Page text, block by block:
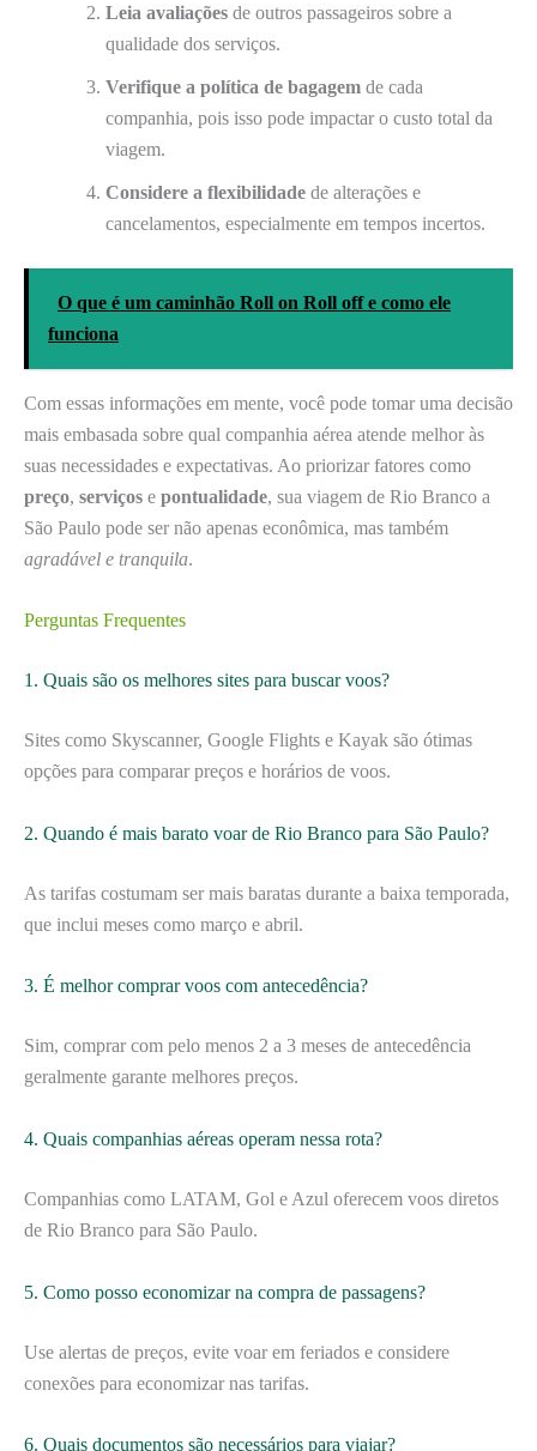
Leia avaliações de outros passageiros sobre a
qualidade dos serviços.
Verifique a política de bagagem de cada
companhia, pois isso pode impactar o custo total da
viagem.
Considere a flexibilidade de alterações e
cancelamentos, especialmente em tempos incertos.
O que é um caminhão Roll on Roll off e como ele
funciona
Com essas informações em mente, você pode tomar uma decisão
mais embasada sobre qual companhia aérea atende melhor às
suas necessidades e expectativas. Ao priorizar fatores como
preço, serviços e pontualidade, sua viagem de Rio Branco a
São Paulo pode ser não apenas econômica, mas também
agradável e tranquila.
Perguntas Frequentes
1. Quais são os melhores sites para buscar voos?
Sites como Skyscanner, Google Flights e Kayak são ótimas
opções para comparar preços e horários de voos.
2. Quando é mais barato voar de Rio Branco para São Paulo?
As tarifas costumam ser mais baratas durante a baixa temporada,
que inclui meses como março e abril.
3. É melhor comprar voos com antecedência?
Sim, comprar com pelo menos 2 a 3 meses de antecedência
geralmente garante melhores preços.
4. Quais companhias aéreas operam nessa rota?
Companhias como LATAM, Gol e Azul oferecem voos diretos
de Rio Branco para São Paulo.
5. Como posso economizar na compra de passagens?
Use alertas de preços, evite voar em feriados e considere
conexões para economizar nas tarifas.
6. Quais documentos são necessários para viajar?